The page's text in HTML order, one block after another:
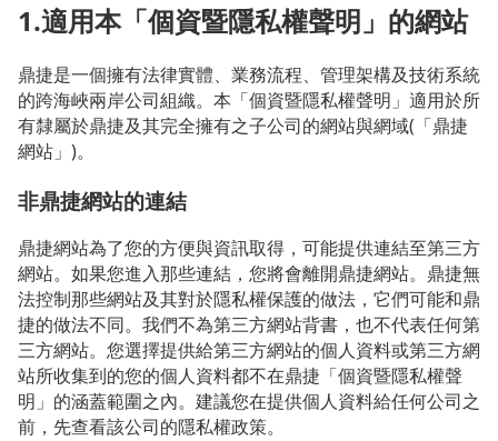
1.適用本「個資暨隱私權聲明」的網站
鼎捷是一個擁有法律實體、業務流程、管理架構及技術系統
的跨海峽兩岸公司組織。本「個資暨隱私權聲明」適用於所
有隸屬於鼎捷及其完全擁有之子公司的網站與網域(「鼎捷
網站」)。
非鼎捷網站的連結
鼎捷網站為了您的方便與資訊取得，可能提供連結至第三方
網站。如果您進入那些連結，您將會離開鼎捷網站。鼎捷無
法控制那些網站及其對於隱私權保護的做法，它們可能和鼎
捷的做法不同。我們不為第三方網站背書，也不代表任何第
三方網站。您選擇提供給第三方網站的個人資料或第三方網
站所收集到的您的個人資料都不在鼎捷「個資暨隱私權聲
明」的涵蓋範圍之內。建議您在提供個人資料給任何公司之
前，先查看該公司的隱私權政策。